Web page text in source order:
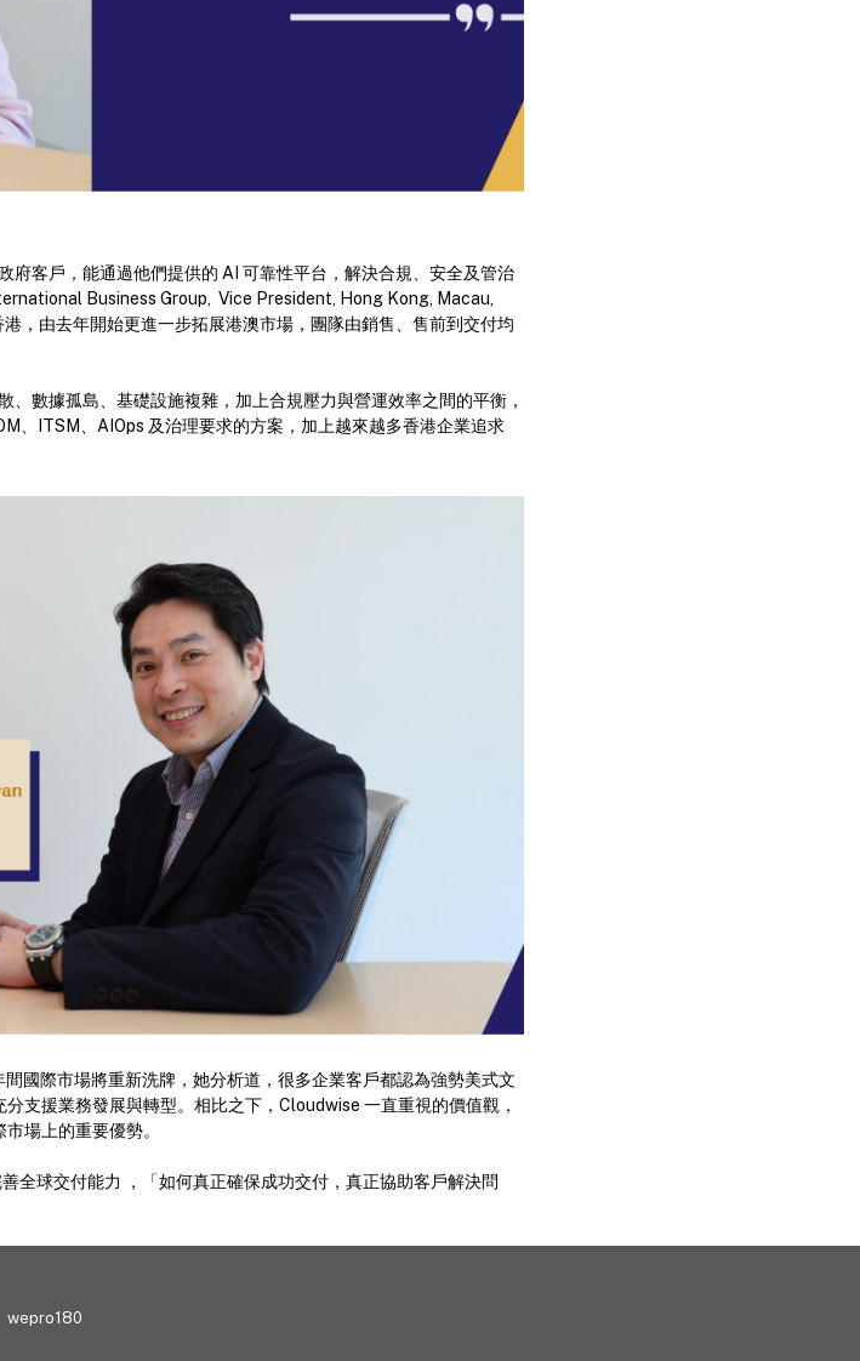
府客戶，能通過他們提供的 AI 可靠性平台，解決合規、安全及管治
Business Group, Vice President, Hong Kong, Macau,
，由去年開始更進一步拓展港澳市場，團隊由銷售、售前到交付均
數據孤島、基礎設施複雜，加上合規壓力與營運效率之間的平衡，
、ITSM、AIOps 及治理要求的方案，加上越來越多香港企業追求
國際市場將重新洗牌，她分析道，很多企業客戶都認為強勢美式文
支援業務發展與轉型。相比之下，Cloudwise 一直重視的價值觀，
場上的重要優勢。
全球交付能力 ，「如何真正確保成功交付，真正協助客戶解決問
wepro180